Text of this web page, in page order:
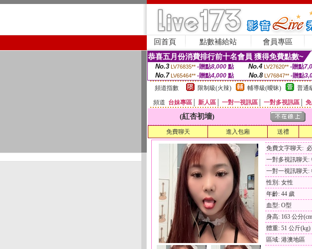
回首頁 點數補給站 會員專區
恭喜五月份消費排行前十名會員 獲得免費點數~
No.3 LV76835** -贈點8,000點 No.4 LV27620** -贈點
No.7 LV65464** -贈點4,000 點 No.8 LV76847** -贈點
頻道指數
限制級(火辣) 輔導級(曖昧) 普通
頻道 台妹專區 新人區 一對一視訊區 一對多視訊區
(紅杏初墻)
免費聊天 進入包廂 送禮
免費文字聊天:
一對多視訊聊天:
一對一視訊聊天:
性別: 女性
年齡: 44 歲
血型: O型
身高: 163 公分
體重: 51 公斤(kg)
區域: 港澳地區